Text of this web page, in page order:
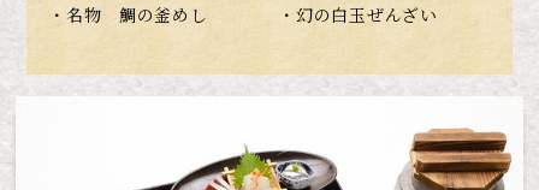
・名物 鯛の釜めし
・幻の白玉ぜんざい